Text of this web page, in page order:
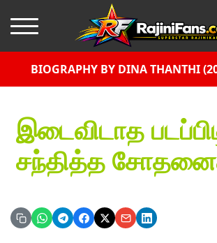
BIOGRAPHY BY DINA THANTHI
இடைவிடாத
சந்தித்த